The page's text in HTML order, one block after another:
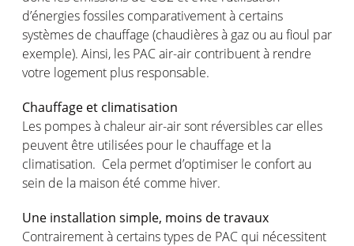
d’énergies fossiles comparativement à certains
systèmes de chauffage (chaudières à gaz ou au fioul par
exemple). Ainsi, les PAC air-air contribuent à rendre
votre logement plus responsable.
Chauffage et climatisation
Les pompes à chaleur air-air sont réversibles car elles
peuvent être utilisées pour le chauffage et la
climatisation. Cela permet d’optimiser le confort au
sein de la maison été comme hiver.
Une installation simple, moins de travaux
Contrairement à certains types de PAC qui nécessitent